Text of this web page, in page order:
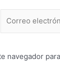
electrónico*
navegador